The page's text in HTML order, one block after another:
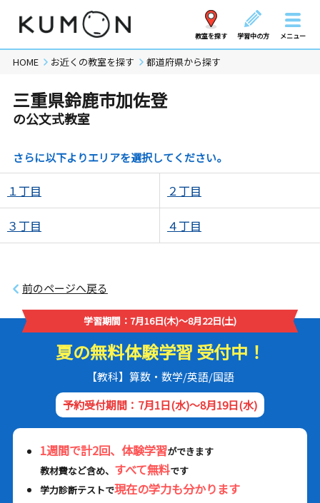
教室を探す 学習中の方 メニュー
HOME お近くの教室を探す 都道府県から探す
三重県鈴鹿市加佐登
の公文式教室
さらに以下よりエリアを選択してください。
１丁目 ２丁目
３丁目 ４丁目
前のページへ戻る
学習期間：7月16日(木)～8月22日(土)
夏の無料体験学習 受付中！
【教科】算数・数学/英語/国語
予約受付期間：7月1日(水)～8月19日(水)
1週間で計2回、体験学習ができます
教材費など含め、 すべて無料です
学力診断テストで現在の学力も分かります